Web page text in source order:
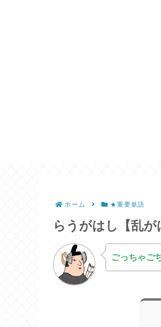
ホーム ★重要単語
らうがはし【乱
ごっちゃご